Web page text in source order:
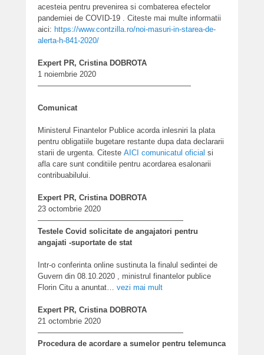
acesteia pentru prevenirea si combaterea efectelor
pandemiei de COVID-19 . Citeste mai multe informatii
aici: https://www.contzilla.ro/noi-masuri-in-starea-de-
alerta-h-841-2020/
Expert PR, Cristina DOBROTA
1 noiembrie 2020
————————————————————
Comunicat
Ministerul Finantelor Publice acorda inlesniri la plata
pentru obligatiile bugetare restante dupa data declararii
starii de urgenta. Citeste AICI comunicatul oficial si
afla care sunt conditiile pentru acordarea esalonarii
contribuabilului.
Expert PR, Cristina DOBROTA
23 octombrie 2020
———————————————————
Testele Covid solicitate de angajatori pentru
angajati -suportate de stat
Intr-o conferinta online sustinuta la finalul sedintei de
Guvern din 08.10.2020 , ministrul finantelor publice
Florin Citu a anuntat…
vezi mai mult
Expert PR, Cristina DOBROTA
21 octombrie 2020
———————————————————
Procedura de acordare a sumelor pentru telemunca